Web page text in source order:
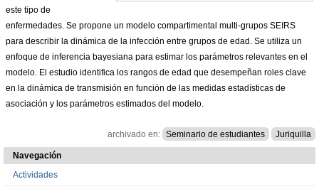
este tipo de
enfermedades. Se propone un modelo compartimental multi-grupos SEIRS
para describir la dinámica de la infección entre grupos de edad. Se utiliza un
enfoque de inferencia bayesiana para estimar los parámetros relevantes en el
modelo. El estudio identifica los rangos de edad que desempeñan roles clave
en la dinámica de transmisión en función de las medidas estadísticas de
asociación y los parámetros estimados del modelo.
archivado en: Seminario de estudiantes Juriquilla
Navegación
Actividades